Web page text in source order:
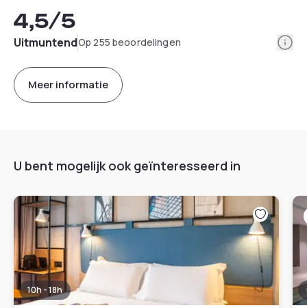
4,5/5
UitmuntendOp 255 beoordelingen
Meer informatie
U bent mogelijk ook geïnteresseerd in
10h - 18h